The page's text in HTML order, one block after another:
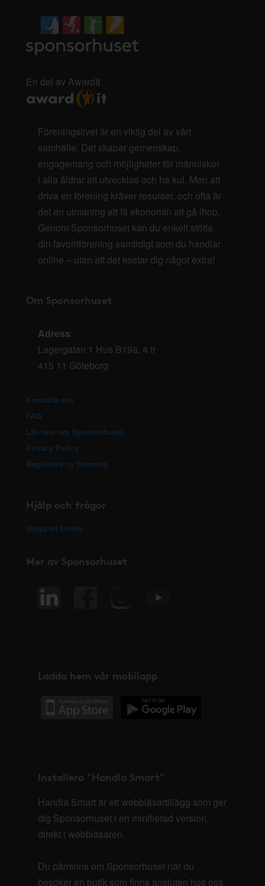
En del av AwardIt
Föreningslivet är en viktig del av vårt
samhälle. Det skapar gemenskap,
engagemang och möjligheter för människor
i alla åldrar att utvecklas och ha kul. Men att
driva en förening kräver resurser, och ofta är
det en utmaning att få ekonomin att gå ihop.
Genom Sponsorhuset kan du enkelt stötta
din favoritförening samtidigt som du handlar
online – utan att det kostar dig något extra!
Om Sponsorhuset
Adress:
Lagergatan 1 Hus B19a, 4 tr
415 11 Göteborg
Kontakta oss
FAQ
Läs mer om Sponsorhuset
Privacy Policy
Registrera ny förening
Hjälp och frågor
Skapa ett ärende
Mer av Sponsorhuset
Ladda hem vår mobilapp
Installera "Handla Smart"
Handla Smart är ett webbläsartillägg som ger
dig Sponsorhuset i en minifierad version,
direkt i webbläsaren.
Du påminns om Sponsorhuset när du
besöker en butik som finns ansluten hos oss.